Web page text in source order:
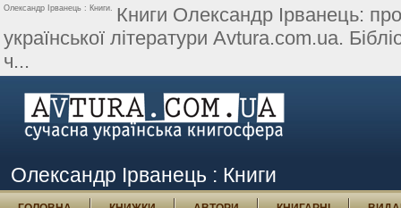
Олександр Ірванець : Книги. Книги Олександр Ірванець:
української літератури Avtura.com.ua.
ч...
Олександр Ірванець : Книги